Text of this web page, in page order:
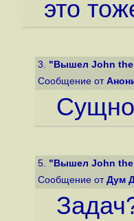
это
3. "Вышел John the
Сообщение от
5. "Вышел John the
Сообщение от Дум